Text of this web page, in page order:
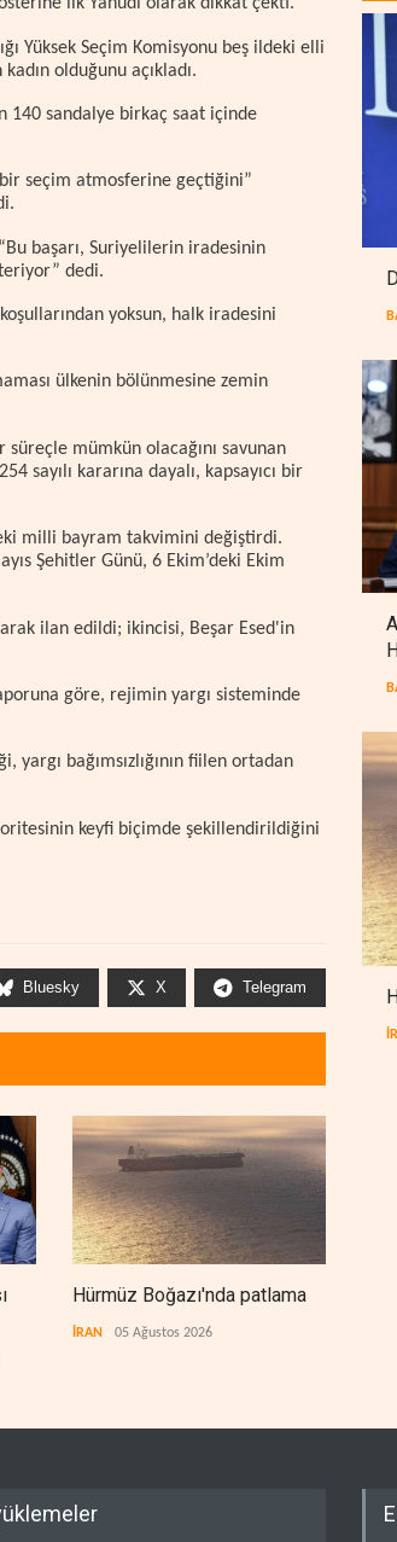
ilk Yahudi olarak dikkat çekti.
Yüksek Seçim Komisyonu beş ildeki elli
olduğunu açıkladı.
140 sandalye birkaç saat içinde
bir seçim atmosferine geçtiğini”
başarı, Suriyelilerin iradesinin
dedi.
yoksun, halk iradesini
ülkenin bölünmesine zemin
mümkün olacağını savunan
sayılı kararına dayalı, kapsayıcı bir
milli bayram takvimini değiştirdi.
Şehitler Günü, 6 Ekim’deki Ekim
ilan edildi; ikincisi, Beşar Esed'in
göre, rejimin yargı sisteminde
bağımsızlığının fiilen ortadan
keyfi biçimde şekillendirildiğini
Bluesky X Telegram
Hürmüz Boğazı'nda patlama
İRAN 05 Ağustos 2026